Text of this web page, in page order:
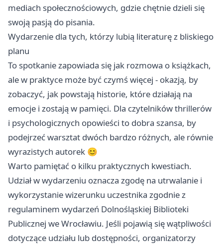
mediach społecznościowych, gdzie chętnie dzieli się
swoją pasją do pisania.
Wydarzenie dla tych, którzy lubią literaturę z bliskiego
planu
To spotkanie zapowiada się jak rozmowa o książkach,
ale w praktyce może być czymś więcej - okazją, by
zobaczyć, jak powstają historie, które działają na
emocje i zostają w pamięci. Dla czytelników thrillerów
i psychologicznych opowieści to dobra szansa, by
podejrzeć warsztat dwóch bardzo różnych, ale równie
wyrazistych autorek 😊
Warto pamiętać o kilku praktycznych kwestiach.
Udział w wydarzeniu oznacza zgodę na utrwalanie i
wykorzystanie wizerunku uczestnika zgodnie z
regulaminem wydarzeń Dolnośląskiej Biblioteki
Publicznej we Wrocławiu. Jeśli pojawią się wątpliwości
dotyczące udziału lub dostępności, organizatorzy